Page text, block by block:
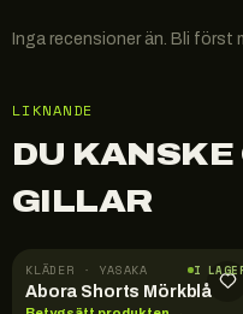
Inga recensioner än. Bli först
LIKNANDE
DU KANSKE
GILLAR
KLÄDER · YASAKA I
Abora Shorts Mörkblå